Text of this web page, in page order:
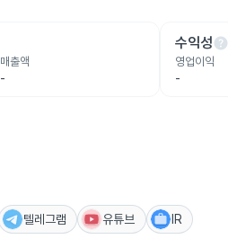
매출액
-
수익성help
영업이익
-
텔레그램 유튜브 IR